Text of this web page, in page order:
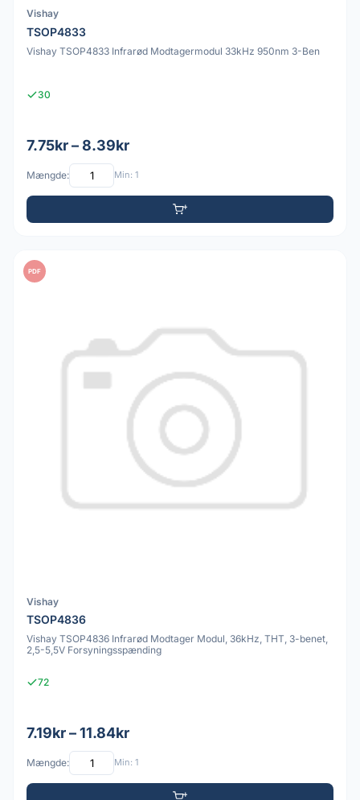
Vishay
TSOP4833
Vishay TSOP4833 Infrarød Modtagermodul 33kHz 950nm 3-Ben
30
7.75kr – 8.39kr
Mængde: Min: 1
PDF
Vishay
TSOP4836
Vishay TSOP4836 Infrarød Modtager Modul, 36kHz, THT, 3-benet,
2,5-5,5V Forsyningsspænding
72
7.19kr – 11.84kr
Mængde: Min: 1